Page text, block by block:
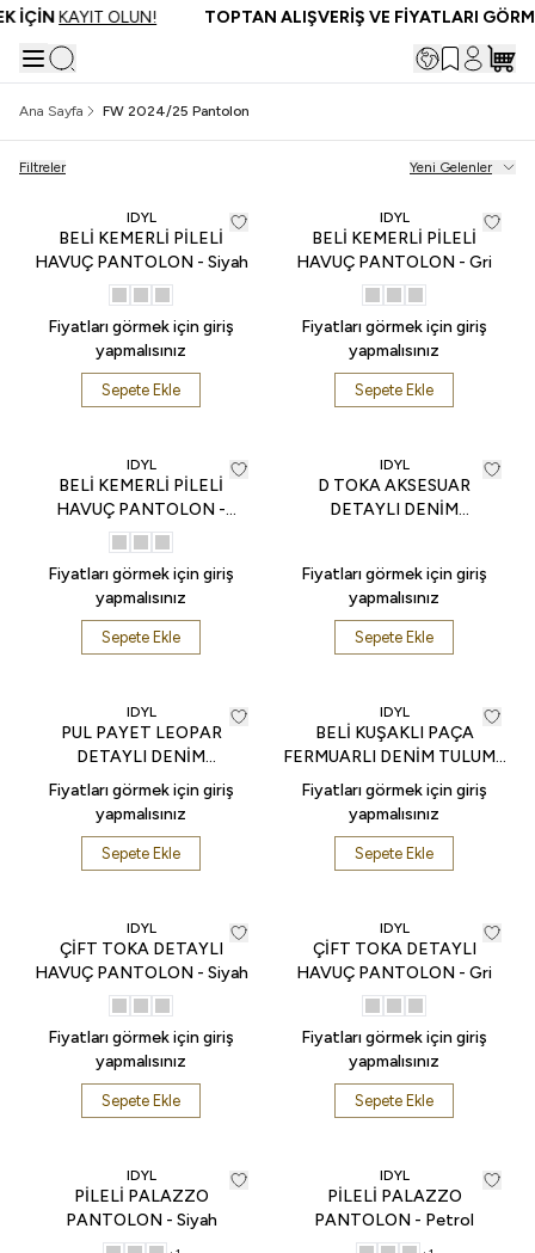
İÇİNKAYIT OLUN! TOPTAN ALIŞVERİŞ VE FİYATLARI
Ana Sayfa FW 2024/25 Pantolon
Filtreler Yeni Gelenler
IDYL
BELİ KEMERLİ PİLELİ
HAVUÇ PANTOLON - Siyah
Fiyatları görmek için giriş
yapmalısınız
Sepete Ekle
IDYL
BELİ KEMERLİ PİLELİ
HAVUÇ PANTOLON - Gri
Fiyatları görmek için giriş
yapmalısınız
Sepete Ekle
IDYL
BELİ KEMERLİ PİLELİ
HAVUÇ PANTOLON -
Kiremit
Fiyatları görmek için giriş
yapmalısınız
Sepete Ekle
IDYL
D TOKA AKSESUAR
DETAYLI DENİM
Fiyatları görmek için giriş
yapmalısınız
Sepete Ekle
IDYL
PUL PAYET LEOPAR
DETAYLI DENİM
PANTOLON - İndigo
Fiyatları görmek için giriş
yapmalısınız
Sepete Ekle
IDYL
BELİ KUŞAKLI PAÇA
FERMUARLI DENİM TULUM -
İndigo
Fiyatları görmek için giriş
yapmalısınız
Sepete Ekle
IDYL
ÇİFT TOKA DETAYLI
HAVUÇ PANTOLON - Siyah
Fiyatları görmek için giriş
yapmalısınız
Sepete Ekle
IDYL
ÇİFT TOKA DETAYLI
HAVUÇ PANTOLON - Gri
Fiyatları görmek için giriş
yapmalısınız
Sepete Ekle
IDYL
PİLELİ PALAZZO
PANTOLON - Siyah
IDYL
PİLELİ PALAZZO
PANTOLON - Petrol